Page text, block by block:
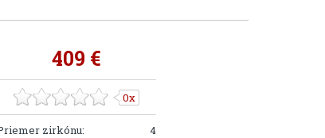
409 €
0x
zirkónu:
4